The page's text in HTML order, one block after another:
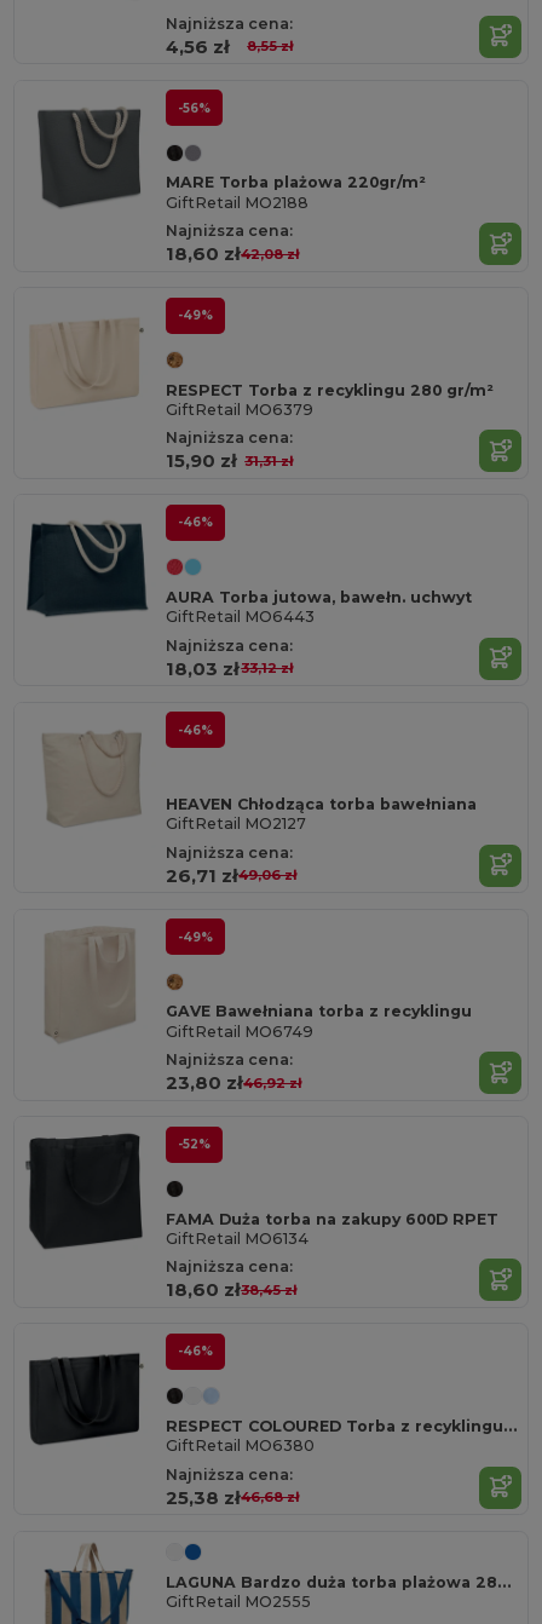
Najniższa cena:
4,56 zł 8,55 zł
-56%
MARE Torba plażowa 220gr/m²
GiftRetail MO2188
Najniższa cena:
18,60 zł42,08 zł
-49%
RESPECT Torba z recyklingu 280 gr/m²
GiftRetail MO6379
Najniższa cena:
15,90 zł 31,31 zł
-46%
AURA Torba jutowa, bawełn. uchwyt
GiftRetail MO6443
Najniższa cena:
18,03 zł33,12 zł
-46%
HEAVEN Chłodząca torba bawełniana
GiftRetail MO2127
Najniższa cena:
26,71 zł49,06 zł
-49%
GAVE Bawełniana torba z recyklingu
GiftRetail MO6749
Najniższa cena:
23,80 zł46,92 zł
-52%
FAMA Duża torba na zakupy 600D RPET
GiftRetail MO6134
Najniższa cena:
18,60 zł38,45 zł
-46%
RESPECT COLOURED Torba z recyklingu 280 gr/m²
GiftRetail MO6380
Najniższa cena:
25,38 zł46,68 zł
LAGUNA Bardzo duża torba plażowa 280gr/m²
GiftRetail MO2555